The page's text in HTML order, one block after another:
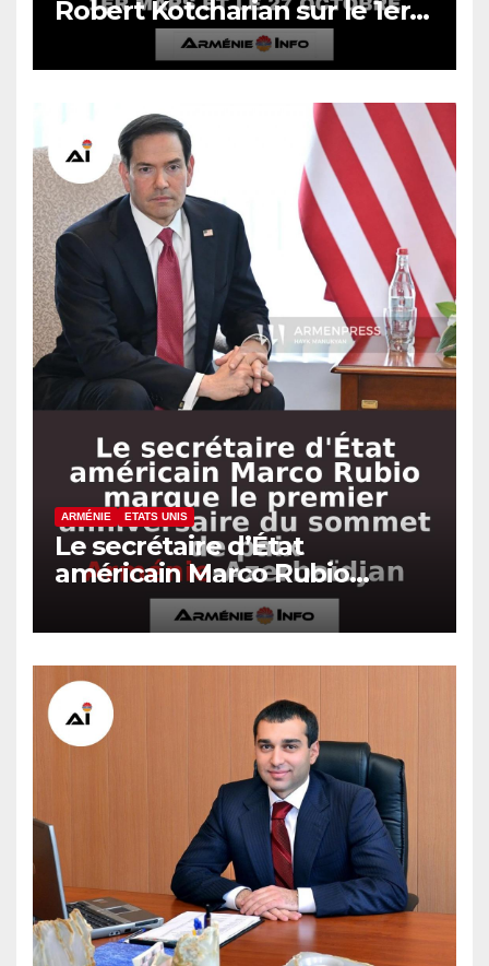
Robert Kotcharian sur le 1er
mars et le 27 octobre
ARMÉNIE ETATS UNIS
Le secrétaire d’État
américain Marco Rubio
marque le premier
anniversaire du sommet de